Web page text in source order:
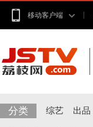
移动客户端
分类 综艺 出品